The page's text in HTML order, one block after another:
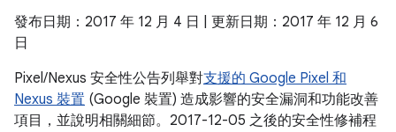
發布日期：2017 年 12 月 4 日 | 更新日期：2017 年 12 月 6
日
Pixel/Nexus 安全性公告列舉對支援的 Google Pixel 和
Nexus 裝置 (Google 裝置) 造成影響的安全漏洞和功能改善
項目，並說明相關細節。2017-12-05 之後的安全性修補程